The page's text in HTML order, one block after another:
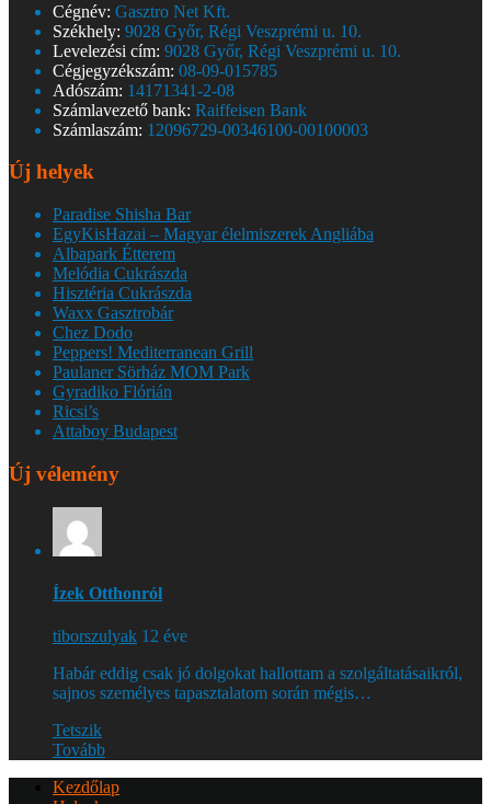
Cégnév: Gasztro Net Kft.
Székhely: 9028 Győr, Régi Veszprémi u. 10.
Levelezési cím: 9028 Győr, Régi Veszprémi u. 10.
Cégjegyzékszám: 08-09-015785
Adószám: 14171341-2-08
Számlavezető bank: Raiffeisen Bank
Számlaszám: 12096729-00346100-00100003
Új helyek
Paradise Shisha Bar
EgyKisHazai – Magyar élelmiszerek Angliába
Albapark Étterem
Melódia Cukrászda
Hisztéria Cukrászda
Waxx Gasztrobár
Chez Dodo
Peppers! Mediterranean Grill
Paulaner Sörház MOM Park
Gyradiko Flórián
Ricsi’s
Attaboy Budapest
Új vélemény
Ízek Otthonról
tiborszulyak 12 éve
Habár eddig csak jó dolgokat hallottam a szolgáltatásaikról,
sajnos személyes tapasztalatom során mégis…
Tetszik
Tovább
Kezdőlap